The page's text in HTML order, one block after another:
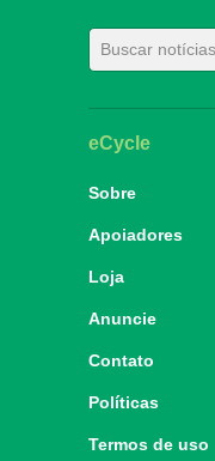
eCycle
Sobre
Apoiadores
Loja
Anuncie
Contato
Políticas
Termos de uso